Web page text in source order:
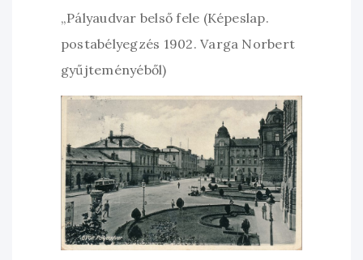
„Pályaudvar belső fele (Képeslap.
postabélyegzés 1902. Varga Norbert
gyűjteményéből)